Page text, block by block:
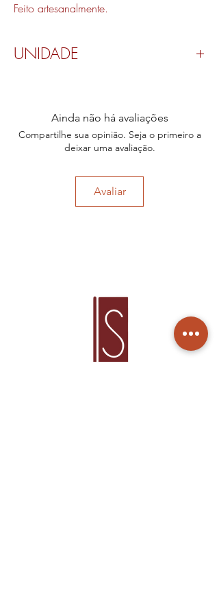
Feito artesanalmente.
UNIDADE
Ainda não há avaliações
Compartilhe sua opinião. Seja o primeiro a
deixar uma avaliação.
Avaliar